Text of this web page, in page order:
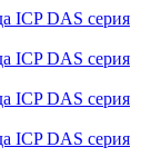
ICP DAS серия
ICP DAS серия
ICP DAS серия
ICP DAS серия